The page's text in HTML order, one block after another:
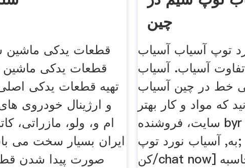
قطعات یدکی ماشین
قطعات یدکی
و ارژینال خودروی
ام و، ولو، مازراتی،
ایران بسیار سخت می
صورت پیدا شدن
چین
توپ آسیاب آسیاب
آسیاب. آسیاب
خط در چین آسیاب
که مواد و کار بهتر
سایت، فروشنده byr و مهندس
به, آسیاب نورد توپ; [چت
کن/chat now] نحوه محاسبه